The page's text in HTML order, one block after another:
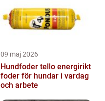
09 maj 2026
Hundfoder tello energirikt
foder för hundar i vardag
och arbete